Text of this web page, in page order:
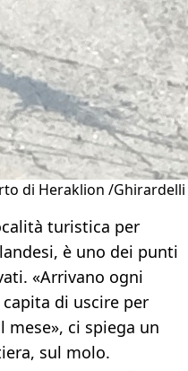
di Heraklion /Ghirardelli
turistica per
è uno dei punti
«Arrivano ogni
capita di uscire per
ci spiega un
sul molo.